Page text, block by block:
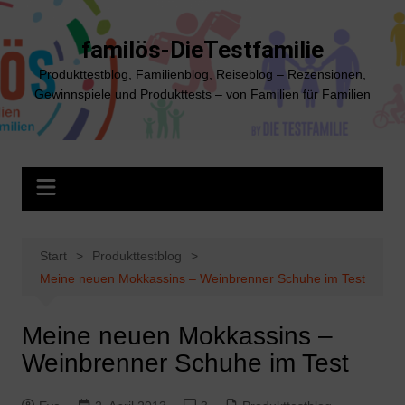
Zum
springen
familös-DieTestfamilie
Produkttestblog, Familienblog, Reiseblog – Rezensionen,
Gewinnspiele und Produkttests – von Familien für Familien
Start
Produkttestblog
Meine neuen Mokkassins – Weinbrenner Schuhe im Test
Meine neuen Mokkassins –
Weinbrenner Schuhe im Test